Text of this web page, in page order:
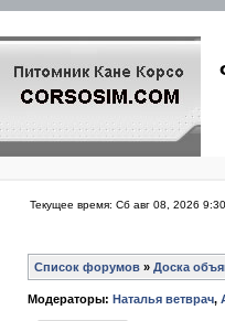
Текущее время: Сб авг 08, 2026
Список форумов » Доска
Модераторы: Наталья ветврач,